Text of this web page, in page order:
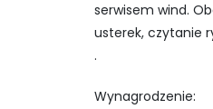
serwisem wind.
usterek, czytanie
.
Wynagrodzenie: